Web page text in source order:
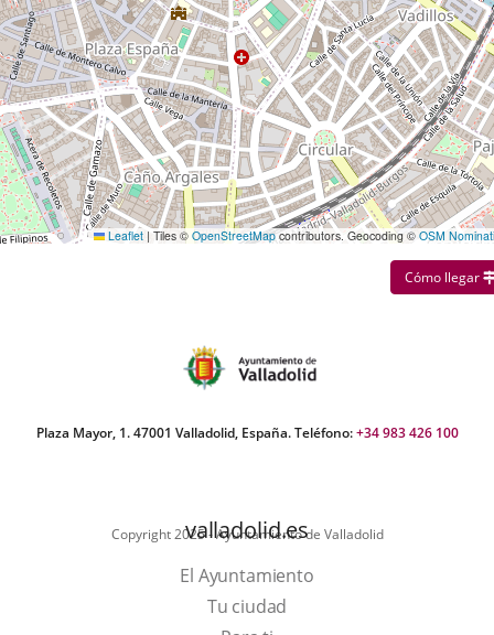
Leaflet | Tiles © OpenStreetMapcontributors. Geocoding © OSM
Cómo llegar
Plaza Mayor, 1. 47001 Valladolid, España. Teléfono:+34 983 426 100
Copyright 2025 - Ayuntamiento de Valladolid
valladolid.es
El Ayuntamiento
Tu ciudad